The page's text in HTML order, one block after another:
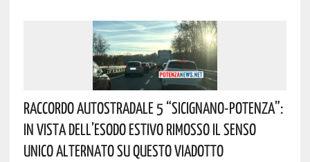
Raccordo Autostradale 5 “Sicignano-Potenza”:
In Vista Dell’esodo Estivo Rimosso Il Senso
Unico Alternato Su Questo Viadotto